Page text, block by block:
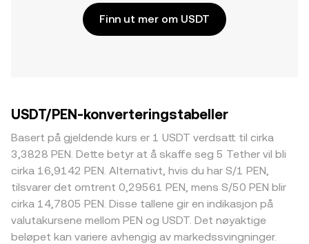
Finn ut mer om USDT
USDT/PEN-konverteringstabeller
Basert på gjeldende kurs er 1 USDT verdsatt til cirka
3,3828 PEN. Dette betyr at å skaffe seg 5 Tether vil bli
cirka 16,9142 PEN. Alternativt, hvis du har S/1 PEN,
tilsvarer det omtrent 0,29561 PEN, mens S/50 PEN blir
cirka 14,7805 PEN. Disse tallene gir en indikasjon på
valutakursene mellom PEN og USDT. Det nøyaktige
beløpet kan variere avhengig av markedssvingninger.